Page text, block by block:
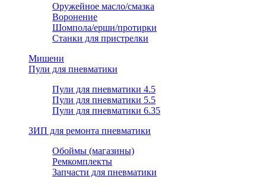
Оружейное масло/смазка
Воронение
Шомпола/ерши/протирки
Станки для пристрелки
Мишени
Пули для пневматики
Пули для пневматики 4.5
Пули для пневматики 5.5
Пули для пневматики 6.35
ЗИП для ремонта пневматики
Обоймы (магазины)
Ремкомплекты
Запчасти для пневматики